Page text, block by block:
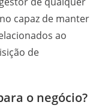
capaz de manter
ao
de
o negócio?